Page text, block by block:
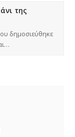
της
δημοσιεύθηκε